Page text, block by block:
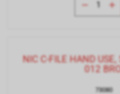
NIC C-FILE HAND
012
73080